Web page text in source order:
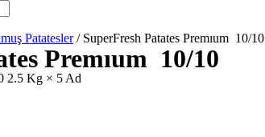
Patatesler/ SuperFresh Patates Premıum 10/10
Premıum 10/10
2.5 Kg × 5 Ad